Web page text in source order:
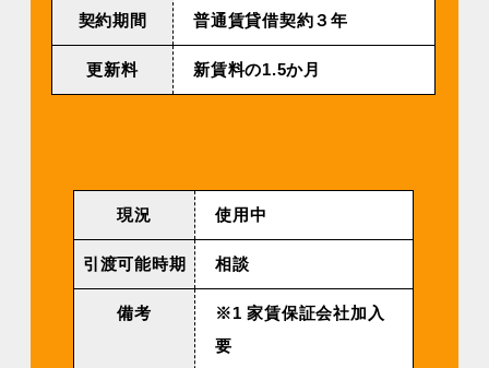
契約期間 普通賃貸借契約３年
更新料 新賃料の1.5か月
現況 使用中
引渡可能時期 相談
備考
※1 家賃保証会社加入
要